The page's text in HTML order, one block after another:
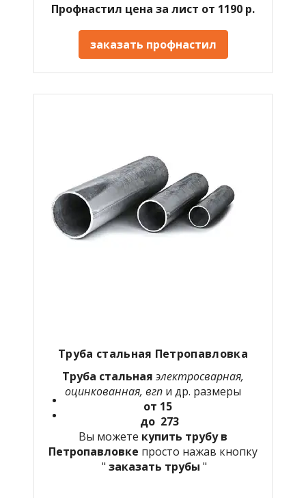
Профнастил цена за лист от 1190 р.
заказать профнастил
Труба стальная Петропавловка
Труба стальная электросварная,
оцинкованная, вгп и др. размеры
от 15
до 273
Вы можете купить трубу в
Петропавловке просто нажав кнопку
" заказать трубы "